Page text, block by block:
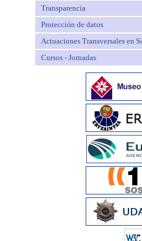
Transparencia
Protección de datos
Actuaciones Transversales en
Cursos - Jornadas